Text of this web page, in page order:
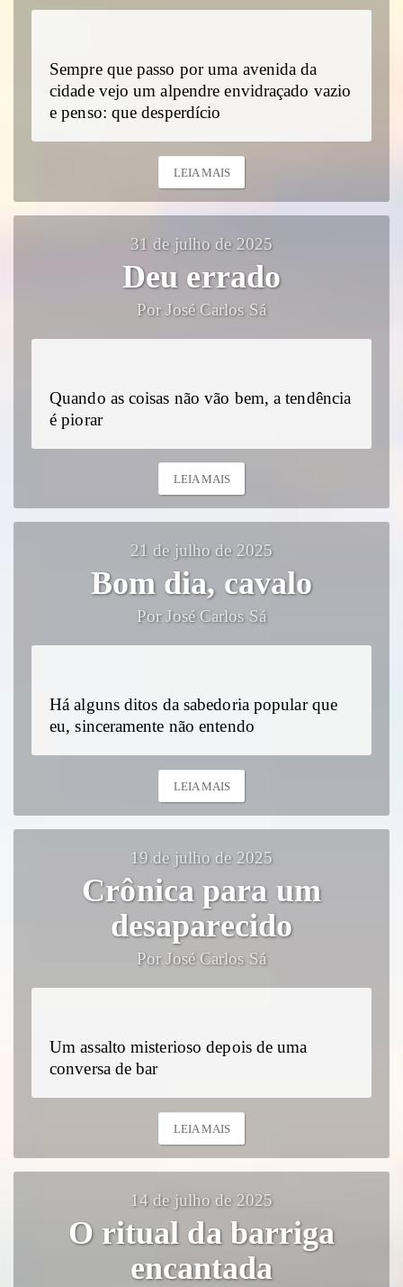
Sempre que passo por uma avenida da
cidade vejo um alpendre envidraçado vazio
e penso: que desperdício
LEIA MAIS
31 de julho de 2025
Deu errado
Por José Carlos Sá
Quando as coisas não vão bem, a tendência
é piorar
LEIA MAIS
21 de julho de 2025
Bom dia, cavalo
Por José Carlos Sá
Há alguns ditos da sabedoria popular que
eu, sinceramente não entendo
LEIA MAIS
19 de julho de 2025
Crônica para um
desaparecido
Por José Carlos Sá
Um assalto misterioso depois de uma
conversa de bar
LEIA MAIS
14 de julho de 2025
O ritual da barriga
encantada